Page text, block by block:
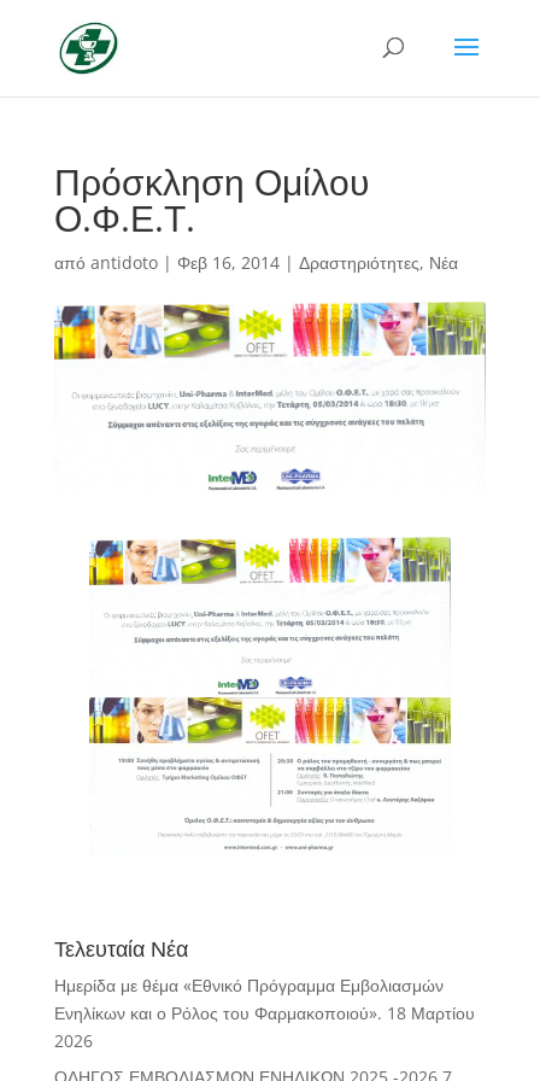
Πρόσκληση Ομίλου
Ο.Φ.Ε.Τ.
από antidoto| Φεβ 16, 2014| Δραστηριότητες, Νέα
Τελευταία Νέα
Ημερίδα με θέμα «Εθνικό Πρόγραμμα Εμβολιασμών
Ενηλίκων και ο Ρόλος του Φαρμακοποιού». 18 Μαρτίου
2026